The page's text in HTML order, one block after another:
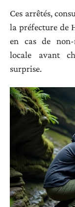
Ces arrêtés,
la préfecture de
en cas de non-
locale avant
surprise.